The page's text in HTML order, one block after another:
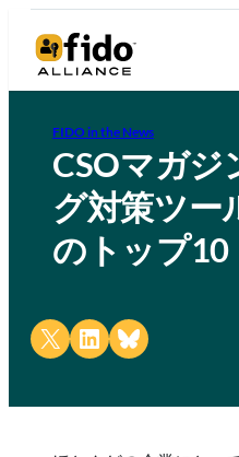
FIDO in the News
CSOマガジ
グ対策ツー
のトップ10
Share on X Share on LinkedIn
Share on Bluesky